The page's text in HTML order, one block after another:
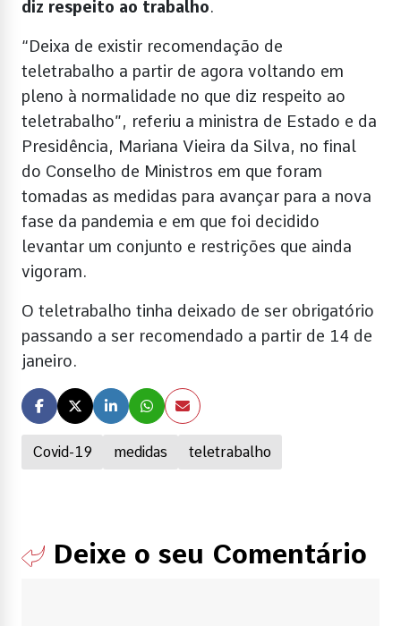
Covid-19 medidas teletrabalho
diz respeito ao trabalho.
“Deixa de existir recomendação de
teletrabalho a partir de agora voltando em
pleno à normalidade no que diz respeito ao
teletrabalho”, referiu a ministra de Estado e da
Presidência, Mariana Vieira da Silva, no final
do Conselho de Ministros em que foram
tomadas as medidas para avançar para a nova
fase da pandemia e em que foi decidido
levantar um conjunto e restrições que ainda
vigoram.
O teletrabalho tinha deixado de ser obrigatório
passando a ser recomendado a partir de 14 de
janeiro.
Deixe o seu Comentário